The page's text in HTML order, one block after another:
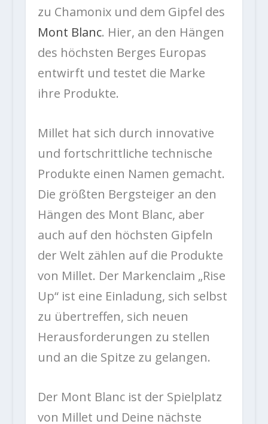
zu Chamonix und dem Gipfel des
Mont Blanc. Hier, an den Hängen
des höchsten Berges Europas
entwirft und testet die Marke
ihre Produkte.
Millet hat sich durch innovative
und fortschrittliche technische
Produkte einen Namen gemacht.
Die größten Bergsteiger an den
Hängen des Mont Blanc, aber
auch auf den höchsten Gipfeln
der Welt zählen auf die Produkte
von Millet. Der Markenclaim „Rise
Up“ ist eine Einladung, sich selbst
zu übertreffen, sich neuen
Herausforderungen zu stellen
und an die Spitze zu gelangen.
Der Mont Blanc ist der Spielplatz
von Millet und Deine nächste